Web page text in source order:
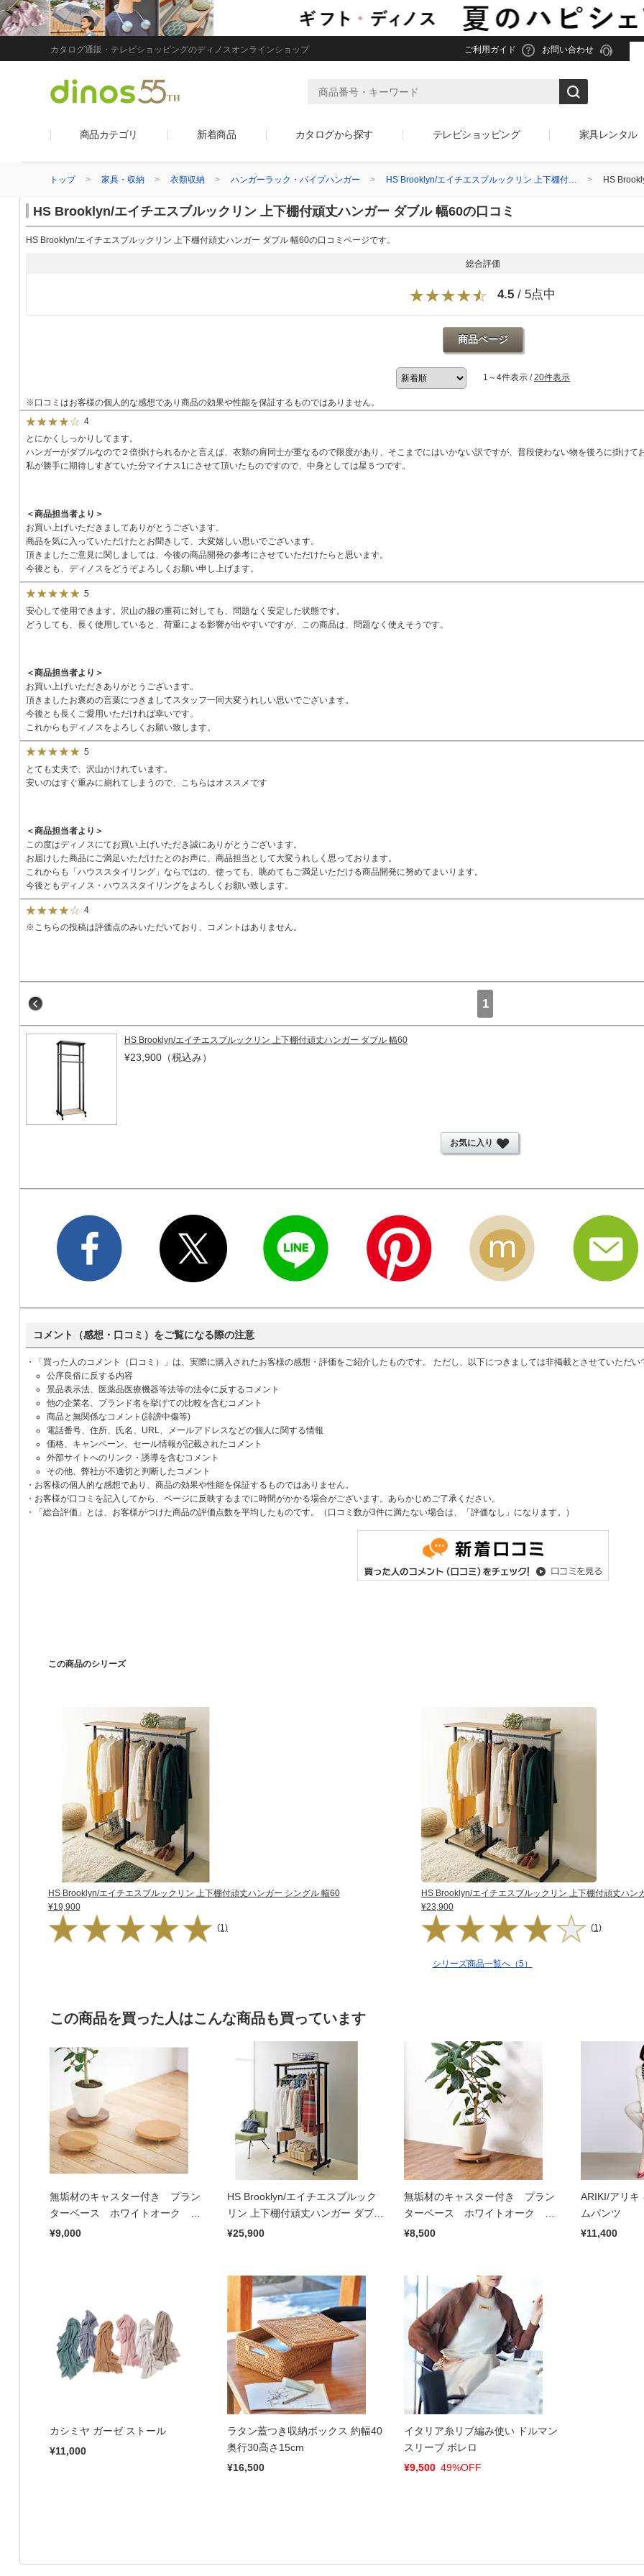
カタログ通販・テレビショッピングのディノスオンラインショップ ご利用ガイド お問い合わせ
商品カテゴリ 新着商品 カタログから探す テレビショッピング 家具レンタル
トップ 家具・収納 衣類収納 ハンガーラック・パイプハンガー HS Brooklyn/エイチエスブルックリン 上下棚付… HS
HS Brooklyn/エイチエスブルックリン 上下棚付頑丈ハンガー ダブル 幅60の口コミ
HS Brooklyn/エイチエスブルックリン 上下棚付頑丈ハンガー ダブル 幅60の口コミページです。
総合評価
4.5 / 5点中
商品ページ
1～4件表示 /20件表示
※口コミはお客様の個人的な感想であり商品の効果や性能を保証するものではありません。
4
とにかくしっかりしてます。
ハンガーがダブルなので２倍掛けられるかと言えば、衣類の肩同士が重なるので限度があり、そこまでにはいかない訳ですが、普段使わない物を後ろに掛けて
私が勝手に期待しすぎていた分マイナス1にさせて頂いたものですので、中身としては星５つです。
＜商品担当者より＞
お買い上げいただきましてありがとうございます。
商品を気に入っていただけたとお聞きして、大変嬉しい思いでございます。
頂きましたご意見に関しましては、今後の商品開発の参考にさせていただけたらと思います。
今後とも、ディノスをどうぞよろしくお願い申し上げます。
5
安心して使用できます。沢山の服の重荷に対しても、問題なく安定した状態です。
どうしても、長く使用していると、荷重による影響が出やすいですが、この商品は、問題なく使えそうです。
＜商品担当者より＞
お買い上げいただきありがとうございます。
頂きましたお褒めの言葉につきましてスタッフ一同大変うれしい思いでございます。
今後とも長くご愛用いただければ幸いです。
これからもディノスをよろしくお願い致します。
5
とても丈夫で、沢山かけれています。
安いのはすぐ重みに崩れてしまうので、こちらはオススメです
＜商品担当者より＞
この度はディノスにてお買い上げいただき誠にありがとうございます。
お届けした商品にご満足いただけたとのお声に、商品担当として大変うれしく思っております。
これからも「ハウススタイリング」ならではの、使っても、眺めてもご満足いただける商品開発に努めてまいります。
今後ともディノス・ハウススタイリングをよろしくお願い致します。
4
※こちらの投稿は評価点のみいただいており、コメントはありません。
1
HS Brooklyn/エイチエスブルックリン 上下棚付頑丈ハンガー ダブル 幅60
¥23,900（税込み）
お気に入り
コメント（感想・口コミ）をご覧になる際の注意
・「買った人のコメント（口コミ）」は、実際に購入されたお客様の感想・評価をご紹介したものです。 ただし、以下につきましては非掲載とさせていただ
公序良俗に反する内容
景品表示法、医薬品医療機器等法等の法令に反するコメント
他の企業名、ブランド名を挙げての比較を含むコメント
商品と無関係なコメント(誹謗中傷等)
電話番号、住所、氏名、URL、メールアドレスなどの個人に関する情報
価格、キャンペーン、セール情報が記載されたコメント
外部サイトへのリンク・誘導を含むコメント
その他、弊社が不適切と判断したコメント
・お客様の個人的な感想であり、商品の効果や性能を保証するものではありません。
・お客様が口コミを記入してから、ページに反映するまでに時間がかかる場合がございます。あらかじめご了承ください。
・「総合評価」とは、お客様がつけた商品の評価点数を平均したものです。（口コミ数が3件に満たない場合は、「評価なし」になります。）
この商品のシリーズ
HS Brooklyn/エイチエスブルックリン 上下棚付頑丈ハンガー シングル 幅60
¥19,900
(1)
HS Brooklyn/エイチエスブルックリン 上下棚付頑丈ハン
¥23,900
(1)
シリーズ商品一覧へ（5）
この商品を買った人はこんな商品も買っています
無垢材のキャスター付き プラン
ターベース ホワイトオーク 径
29cm
¥9,000
HS Brooklyn/エイチエスブルック
リン 上下棚付頑丈ハンガー ダブル
幅90
¥25,900
無垢材のキャスター付き プラン
ターベース ホワイトオーク 径
24cm
¥8,500
ARIKI/アリキ
ムパンツ
¥11,400
カシミヤ ガーゼ ストール
¥11,000
ラタン蓋つき収納ボックス 約幅40
奥行30高さ15cm
¥16,500
イタリア糸リブ編み使い ドルマン
スリーブ ボレロ
¥9,500 49%OFF